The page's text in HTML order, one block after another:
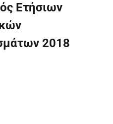
Ετήσιων
2018